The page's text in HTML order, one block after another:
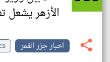
الأزهر يشعل
اخبار جزر القمر